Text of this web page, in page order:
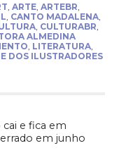
ARTE, ARTEBR
CANTO MADALENA,
, CULTURABR
ALMEDINA
LITERATURA,
DOS ILUSTRADORES
e fica em
em junho